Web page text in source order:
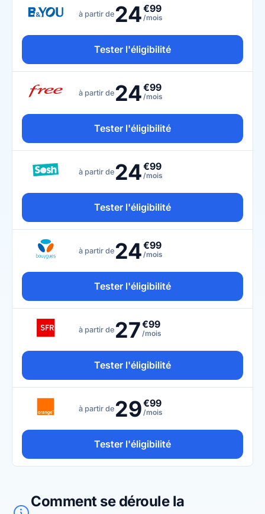
à partir de 24€99
/mois
Tester l'éligibilité
à partir de 24€99
/mois
Tester l'éligibilité
à partir de 24€99
/mois
Tester l'éligibilité
à partir de 24€99
/mois
Tester l'éligibilité
à partir de 27€99
/mois
Tester l'éligibilité
à partir de 29€99
/mois
Tester l'éligibilité
Comment se déroule la